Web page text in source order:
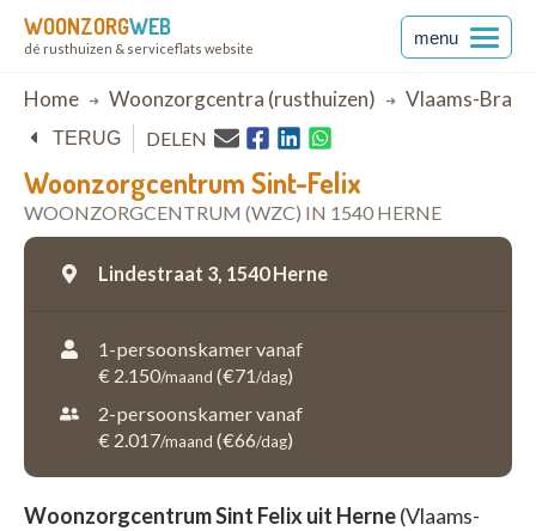
WOONZORGWEB
dé rusthuizen & serviceflats website
menu
Breadcrumb
Home Woonzorgcentra (rusthuizen) Vlaams-
Woonzorgcentrum Sint-Felix
WOONZORGCENTRUM (WZC) IN 1540 HERNE
TERUG DELEN
Lindestraat 3, 1540 Herne
1-persoonskamer vanaf
€ 2.150/maand (€71/dag)
2-persoonskamer vanaf
€ 2.017/maand (€66/dag)
Woonzorgcentrum Sint Felix uit Herne(Vlaams-